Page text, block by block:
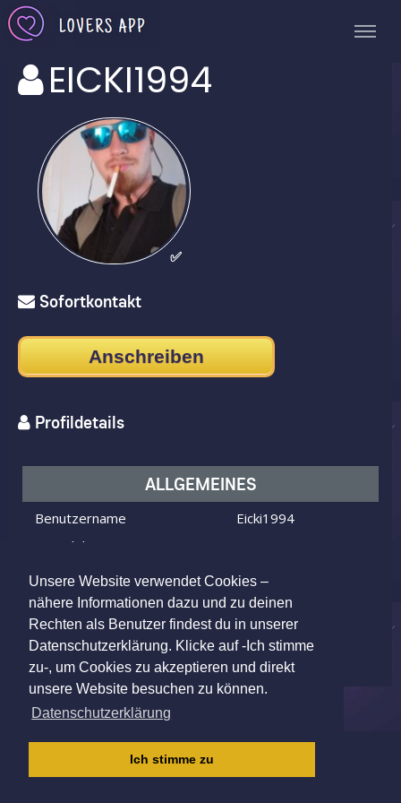
Unsere Website verwendet Cookies –
nähere Informationen dazu und zu deinen
Rechten als Benutzer findest du in unserer
Datenschutzerklärung. Klicke auf -Ich stimme
zu-, um Cookies zu akzeptieren und direkt
unsere Website besuchen zu können.
Datenschutzerklärung
Ich stimme zu
EICKI1994
✅
Sofortkontakt
Anschreiben
Profildetails
ALLGEMEINES
Benutzername
Eicki1994
Ich bin
Ich suche
eine Frau
Alter
32 Jahre alt
Wohnort
Neustrelitz, Germany
|AGB|DATENSCHUTZ
KINDERSCHUTZRICHTLINIE